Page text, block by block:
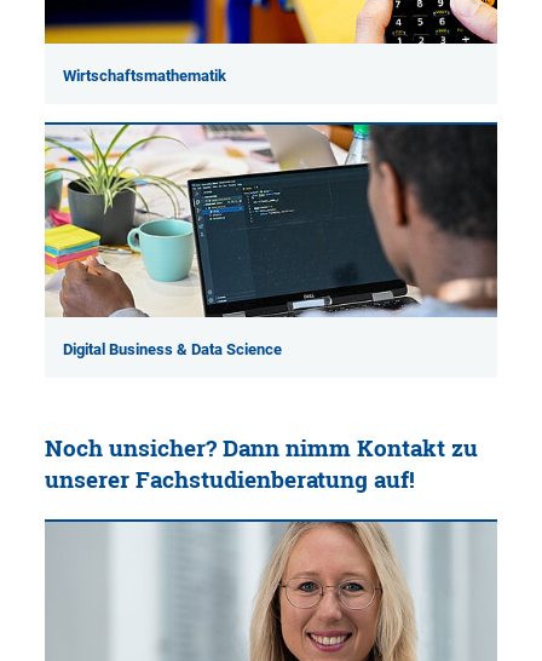
Wirtschaftsmathematik
Digital Business & Data Science
Noch unsicher? Dann nimm Kontakt zu
unserer Fachstudienberatung auf!